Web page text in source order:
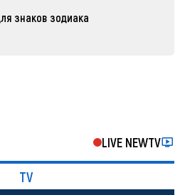
знаков зодиака
LIVE NEWTV
TV